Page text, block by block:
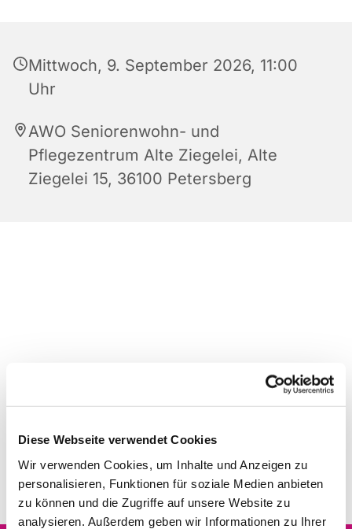
Diese Webseite verwendet Cookies
Wir verwenden Cookies, um Inhalte und Anzeigen zu
personalisieren, Funktionen für soziale Medien anbieten
zu können und die Zugriffe auf unsere Website zu
analysieren. Außerdem geben wir Informationen zu Ihrer
Mittwoch, 9. September 2026, 11:00
Uhr
AWO Seniorenwohn- und
Pflegezentrum Alte Ziegelei, Alte
Ziegelei 15, 36100 Petersberg